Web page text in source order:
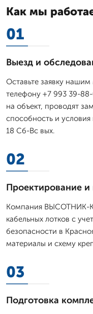
Как мы
01
Выезд и
Оставьте заявку
телефону +7 993 39-
на объект, проводят
способность и
18 Сб-Вс вых.
02
Проектирование и
Компания ВЫСОТНИК-
кабельных лотков с
безопасности в
материалы и схему
03
Подготовка